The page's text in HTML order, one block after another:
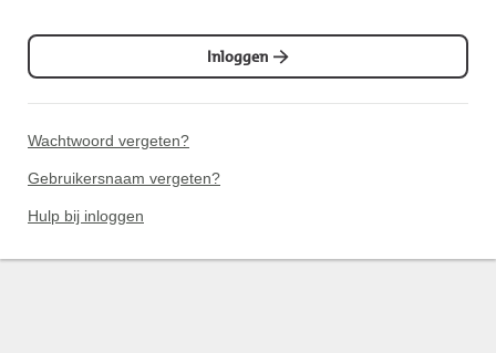
Inloggen
Wachtwoord vergeten?
Gebruikersnaam vergeten?
Hulp bij inloggen